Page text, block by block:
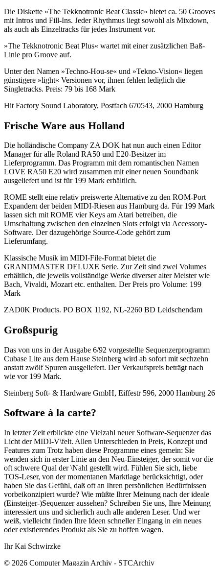
Die Diskette »The Tekknotronic Beat Classic« bietet ca. 50 Grooves
mit Intros und Fill-Ins. Jeder Rhythmus liegt sowohl als Mixdown,
als auch als Einzeltracks für jedes Instrument vor.
»The Tekknotronic Beat Plus« wartet mit einer zusätzlichen Baß-
Linie pro Groove auf.
Unter den Namen »Techno-Hou-se« und »Tekno-Vision« liegen
günstigere »light« Versionen vor, ihnen fehlen lediglich die
Singletracks. Preis: 79 bis 168 Mark
Hit Factory Sound Laboratory, Postfach 670543, 2000 Hamburg
Frische Ware aus Holland
Die holländische Company ZA DOK hat nun auch einen Editor
Manager für alle Roland RA50 und E20-Besitzer im
Lieferprogramm. Das Programm mit dem romantischen Namen
LOVE RA50 E20 wird zusammen mit einer neuen Soundbank
ausgeliefert und ist für 199 Mark erhältlich.
ROME stellt eine relativ preiswerte Alternative zu den ROM-Port
Expandern der beiden MIDI-Riesen aus Hamburg da. Für 199 Mark
lassen sich mit ROME vier Keys am Atari betreiben, die
Umschaltung zwischen den einzelnen Slots erfolgt via Accessory-
Software. Der dazugehörige Source-Code gehört zum
Lieferumfang.
Klassische Musik im MIDI-File-Format bietet die
GRANDMASTER DELUXE Serie. Zur Zeit sind zwei Volumes
erhältlich, die jeweils vollständige Werke diverser alter Meister wie
Bach, Vivaldi, Mozart etc. enthalten. Der Preis pro Volume: 199
Mark
ZAD0K Products. PO BOX 1192, NL-2260 BD Leidschendam
Großspurig
Das von uns in der Ausgabe 6/92 vorgestellte Sequenzerprogramm
Cubase Lite aus dem Hause Steinberg wird ab sofort mit sechzehn
anstatt zwölf Spuren ausgeliefert. Der Verkaufspreis beträgt nach
wie vor 199 Mark.
Steinberg Soft- & Hardware GmbH, Eiffestr 596, 2000 Hamburg 26
Software à la carte?
In letzter Zeit erblickte eine Vielzahl neuer Software-Sequenzer das
Licht der MIDI-V\felt. Allen Unterschieden in Preis, Konzept und
Features zum Trotz haben diese Programme eines gemein: Sie
wenden sich in erster Linie an den Neu-Einsteiger, der somit vor die
oft schwere Qual der \Nahl gestellt wird. Fühlen Sie sich, liebe
TOS-Leser, von der momentanen Marktlage berücksichtigt, oder
haben Sie das Gefühl, daß oft an Ihren persönlichen Bedürfnissen
vorbeikonzipiert wurde? Wie müßte Ihrer Meinung nach der ideale
(Einsteiger-)Sequenzer aussehen? Schreiben Sie uns, Ihre Meinung
interessiert uns und sicherlich auch alle anderen Leser. Und wer
weiß, vielleicht finden Ihre Ideen schneller Eingang in ein neues
oder existierendes Produkt als Sie zu hoffen wagen.
Ihr Kai Schwirzke
© 2026 Computer Magazin Archiv - STCArchiv